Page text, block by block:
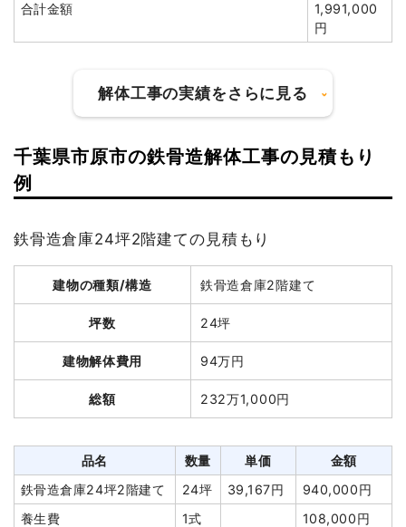
木造住宅60坪2階建て
60坪 34,000円
2,040,000円
門扉・門柱撤去
1式
100,000円
植木・植栽撤去
外構撤去
1式
値引き
0円
合計金額
1,991,000
円
解体工事の実績をさらに見る
建物解体費用 151万円
総額 244万6,400円
軽量鉄骨造住宅33坪2階建
33
坪
45,758
円
1,510,000円
1式
15,000円
植木・植栽撤去
1式
70,000円
庭石撤去
1式
90,000円
千葉県市原市の鉄骨造解体工事の見積もり
例
鉄骨造倉庫24坪2階建ての見積もり
建物の種類/構造 鉄骨造倉庫2階建て
坪数 24坪
建物解体費用 94万円
総額 232万1,000円
品名 数量 単価
金額
鉄骨造倉庫24坪2階建て
24坪 39,167円
940,000円
養生費
1式
108,000円